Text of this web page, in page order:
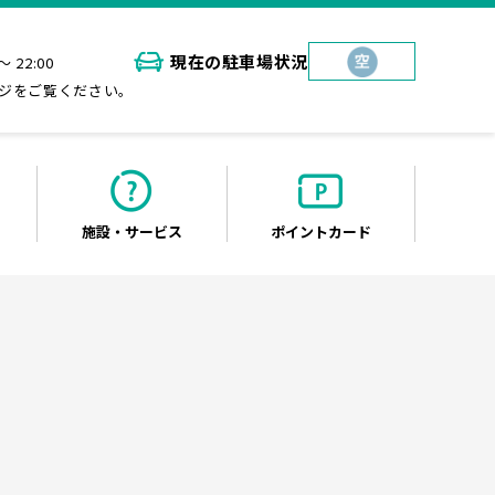
現在の駐車場状況
22:00
ご覧ください。
施設・ サービス ポイントカード